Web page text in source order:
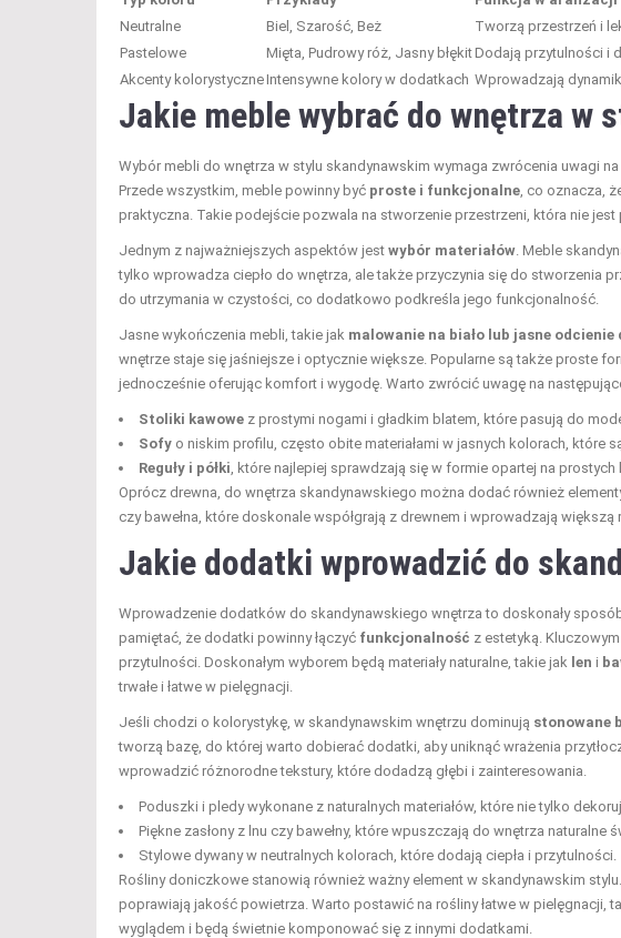
Neutralne
Biel, Szarość, Beż
Tworzą przestrzeń i
Pastelowe
Mięta, Pudrowy róż, Jasny błękitDodają przytulności i
Akcenty kolorystyczneIntensywne kolory w dodatkach Wprowadzają
Jakie meblewybrać do wnętrza w
Wybór mebli do wnętrza w stylu skandynawskim wymaga zwrócenia uwagi
Przede wszystkim, meble powinny być proste i funkcjonalne , co oznacza,
praktyczna. Takie podejście pozwala na stworzenie przestrzeni, która nie jest
Jednym z najważniejszych aspektów jest wybór materiałów . Meble
tylko wprowadza ciepło do wnętrza, ale także przyczynia się do stworzenia
do utrzymania w czystości, co dodatkowo podkreśla jego funkcjonalność.
Jasne wykończenia mebli, takie jak malowanie na biało lub jasne odcienie
wnętrze staje się jaśniejsze i optycznie większe. Popularne są także proste
jednocześnie oferując komfort i wygodę. Warto zwrócić uwagę na
Stoliki kawowe z prostymi nogami i gładkim blatem, które pasują do
Sofy o niskim profilu, często obite materiałami w jasnych kolorach, które
Reguły i półki , które najlepiej sprawdzają się w formie opartej na
Oprócz drewna, do wnętrza skandynawskiego można dodać również
czy bawełna, które doskonale współgrają z drewnem i wprowadzają większą
Jakie dodatki wprowadzić do
Wprowadzenie dodatków do skandynawskiego wnętrza to doskonały
pamiętać, że dodatki powinny łączyć funkcjonalność z estetyką.
przytulności. Doskonałym wyborem będą materiały naturalne, takie jak len i
trwałe i łatwe w pielęgnacji.
Jeśli chodzi o kolorystykę, w skandynawskim wnętrzu dominują stonowane
tworzą bazę, do której warto dobierać dodatki, aby uniknąć wrażenia
wprowadzić różnorodne tekstury, które dodadzą głębi i zainteresowania.
Poduszki i pledy wykonane z naturalnych materiałów, które nie tylko
Piękne zasłony z lnu czy bawełny, które wpuszczają do wnętrza naturalne
Stylowe dywany w neutralnych kolorach, które dodają ciepła i przytulności.
Rośliny doniczkowe stanowią również ważny element w skandynawskim
poprawiają jakość powietrza. Warto postawić na rośliny łatwe w pielęgnacji,
wyglądem i będą świetnie komponować się z innymi dodatkami.